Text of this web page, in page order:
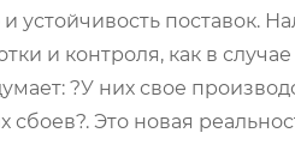
устойчивость поставок.
и контроля, как в
?У них свое
Это новая